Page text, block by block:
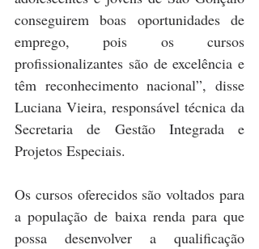
conseguirem boas oportunidades de
emprego, pois os cursos
profissionalizantes são de excelência e
têm reconhecimento nacional”, disse
Luciana Vieira, responsável técnica da
Secretaria de Gestão Integrada e
Projetos Especiais.
Os cursos oferecidos são voltados para
a população de baixa renda para que
possa desenvolver a qualificação